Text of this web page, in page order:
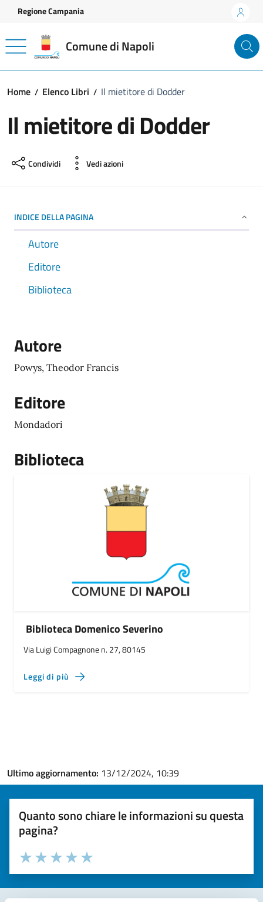
Vai ai contenuti
Vai al footer
Regione Campania
Comune di Napoli
Home Elenco Libri Il mietitore di Dodder
Il mietitore di Dodder
Condividi Vedi azioni
INDICE DELLA PAGINA
Autore
Editore
Biblioteca
Autore
Powys, Theodor Francis
Editore
Mondadori
Biblioteca
Biblioteca Domenico Severino
Via Luigi Compagnone n. 27, 80145
Leggi di più
Ultimo aggiornamento: 13/12/2024, 10:39
Quanto sono chiare le informazioni su questa
pagina?
Valuta la chiarezza delle informazioni (da 1 a 5 stelle)
Seleziona il numero di stelle per valutare la chiarezza delle
Valuta 5 stelle su 5
Valuta 4 stelle su 5
Valuta 3 stelle su 5
Valuta 2 stelle su 5
Valuta 1 stelle su 5